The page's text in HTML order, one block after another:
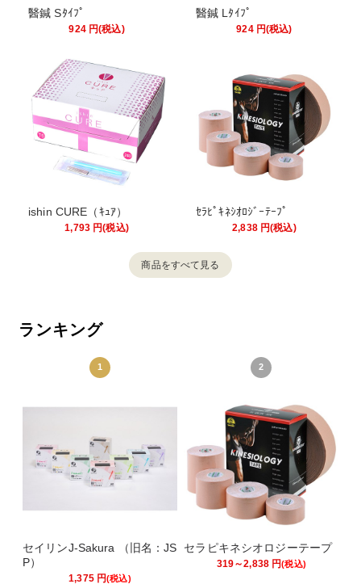
醫鍼 Sﾀｲﾌﾟ
924円(税込)
醫鍼 Lﾀｲﾌﾟ
924円(税込)
ishin CURE（ｷｭｱ）
1,793円(税込)
ｾﾗﾋﾟｷﾈｼｵﾛｼﾞｰﾃｰﾌﾟ
2,838円(税込)
商品をすべて見る
ランキング
1
セイリンJ-Sakura （旧名：JS
P）
1,375円(税込)
2
セラピキネシオロジーテープ
319～2,838円(税込)